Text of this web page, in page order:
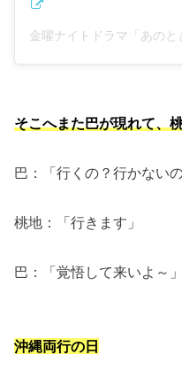
そこへまた巴が現れて、
巴：「行くの？行かないの
桃地：「行きます」
巴：「覚悟して来いよ～」
沖縄両行の日